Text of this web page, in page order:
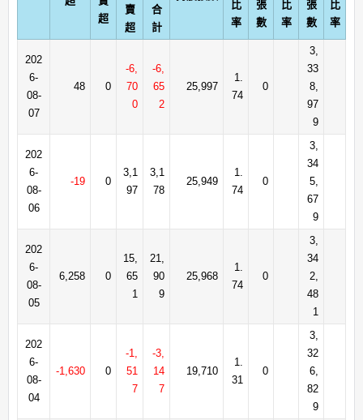
超
賣
超
合
計
比
率
張
數
比
率
張
數
比
率
202
6-
08-
07
48 0
-6,
70
0
-6,
65
2
25,997
1.
74
0
3,
33
8,
97
9
202
6-
08-
06
-19 0
3,1
97
3,1
78
25,949
1.
74
0
3,
34
5,
67
9
202
6-
08-
05
6,258 0
15,
65
1
21,
90
9
25,968
1.
74
0
3,
34
2,
48
1
202
6-
08-
04
-1,630 0
-1,
51
7
-3,
14
7
19,710
1.
31
0
3,
32
6,
82
9